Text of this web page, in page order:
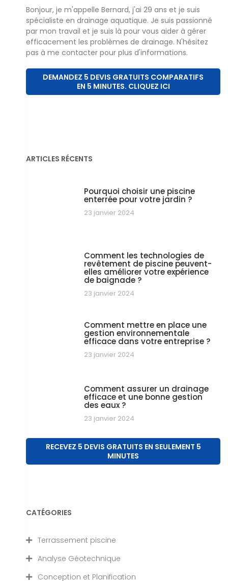
Bonjour, je m'appelle Bernard, j'ai 29 ans et je suis
spécialiste en drainage aquatique. Je suis passionné
par mon travail et je suis là pour vous aider à gérer
efficacement les problèmes de drainage. N'hésitez
pas à me contacter pour plus d'informations.
DEMANDEZ 5 DEVIS GRATUITS COMPARATIFS
EN 5 MINUTES. CLIQUEZ ICI
ARTICLES RÉCENTS
Pourquoi choisir une piscine
enterrée pour votre jardin ?
23 janvier 2024
Comment les technologies de
revêtement de piscine peuvent-
elles améliorer votre expérience
de baignade ?
23 janvier 2024
Comment mettre en place une
gestion environnementale
efficace dans votre entreprise ?
23 janvier 2024
Comment assurer un drainage
efficace et une bonne gestion
des eaux ?
23 janvier 2024
RECEVEZ 5 DEVIS GRATUITS EN SEULEMENT 5
MINUTES
CATÉGORIES
Terrassement piscine
Analyse Géotechnique
Conception et Planification